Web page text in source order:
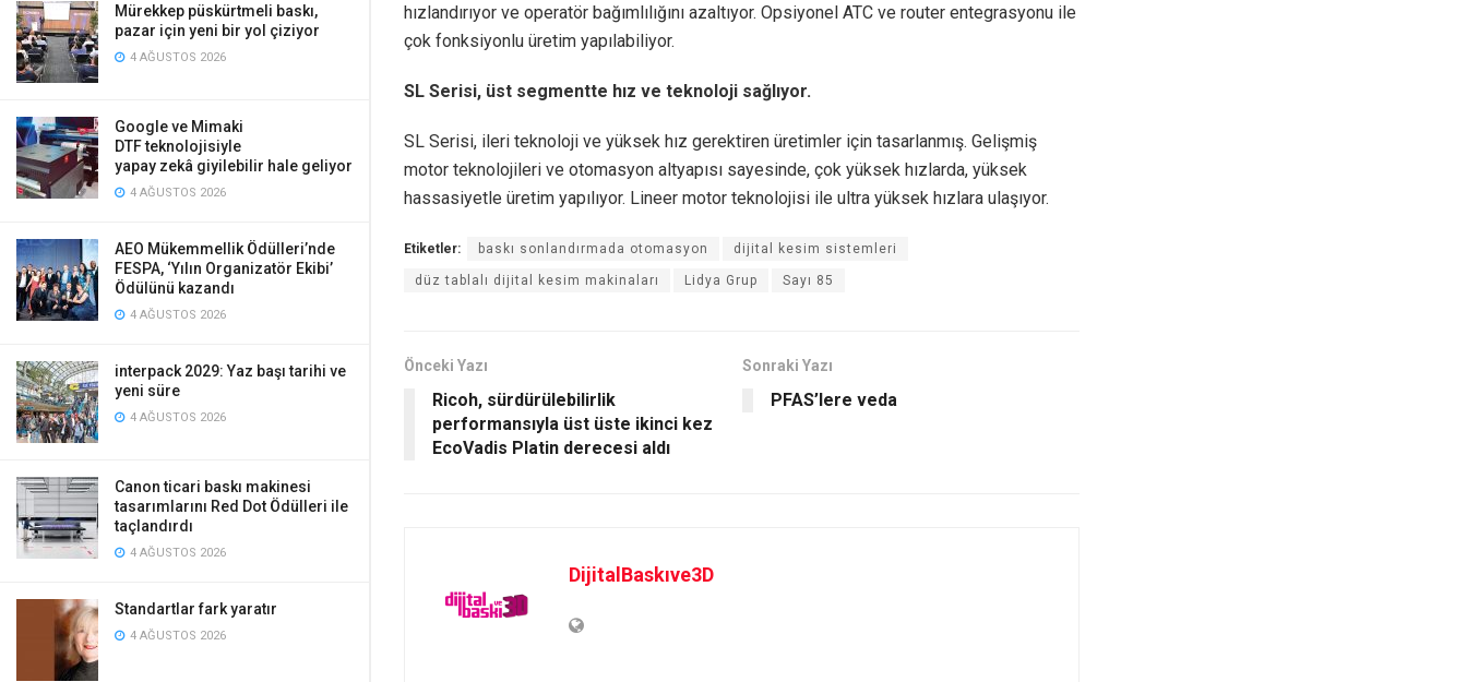
Mürekkep püskürtmeli baskı,
pazar için yeni bir yol çiziyor
4 AĞUSTOS 2026
Google ve Mimaki
DTF teknolojisiyle
yapay zekâ giyilebilir hale geliyor
4 AĞUSTOS 2026
AEO Mükemmellik Ödülleri’nde
FESPA, ‘Yılın Organizatör Ekibi’
Ödülünü kazandı
4 AĞUSTOS 2026
interpack 2029: Yaz başı tarihi ve
yeni süre
4 AĞUSTOS 2026
Canon ticari baskı makinesi
tasarımlarını Red Dot Ödülleri ile
taçlandırdı
4 AĞUSTOS 2026
Standartlar fark yaratır
4 AĞUSTOS 2026
hızlandırıyor ve operatör bağımlılığını azaltıyor. Opsiyonel ATC ve router entegrasyonu ile
çok fonksiyonlu üretim yapılabiliyor.
SL Serisi, üst segmentte hız ve teknoloji sağlıyor.
SL Serisi, ileri teknoloji ve yüksek hız gerektiren üretimler için tasarlanmış. Gelişmiş
motor teknolojileri ve otomasyon altyapısı sayesinde, çok yüksek hızlarda, yüksek
hassasiyetle üretim yapılıyor. Lineer motor teknolojisi ile ultra yüksek hızlara ulaşıyor.
Etiketler: baskı sonlandırmada otomasyon dijital kesim sistemleri
düz tablalı dijital kesim makinaları Lidya Grup Sayı 85
Önceki Yazı
Ricoh, sürdürülebilirlik
performansıyla üst üste ikinci kez
EcoVadis Platin derecesi aldı
Sonraki Yazı
PFAS’lere veda
DijitalBaskıve3D